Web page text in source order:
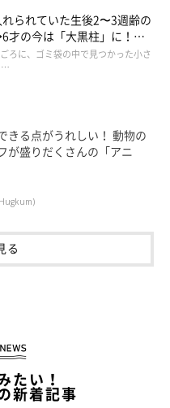
られていた生後2〜3週齢の
才の今は「大黒柱」に！
成長した姿にグッとくる
ろに、ゴミ袋の中で見つかった小さ
…
きる点がうれしい！ 動物の
が盛りだくさんの「アニ
る
たい！
新着記事